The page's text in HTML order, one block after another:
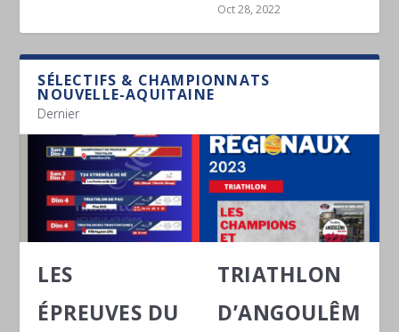
Oct 28, 2022
SÉLECTIFS & CHAMPIONNATS
NOUVELLE-AQUITAINE
Dernier
LES
ÉPREUVES DU
TRIATHLON
D’ANGOULÊM